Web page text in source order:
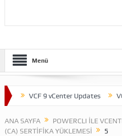
Menü
VCF 9 vCenter Updates
ANA SAYFA
POWERCLI ILE
(CA) SERTIFIKA YÜKLEMESI
5